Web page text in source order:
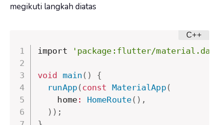
megikuti langkah diatas
import 'package:flutter/
void main ( )
{
runApp( const MaterialApp(
    home
: HomeRoute( ) ,
) ) ;